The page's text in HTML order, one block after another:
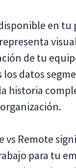
en
de tu
datos
historia
Remote
para tu